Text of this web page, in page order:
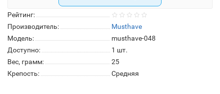
Рейтинг:
Производитель:
Musthave
Модель:
musthave-048
Доступно:
1 шт.
Вес, грамм:
25
Крепость:
Средняя